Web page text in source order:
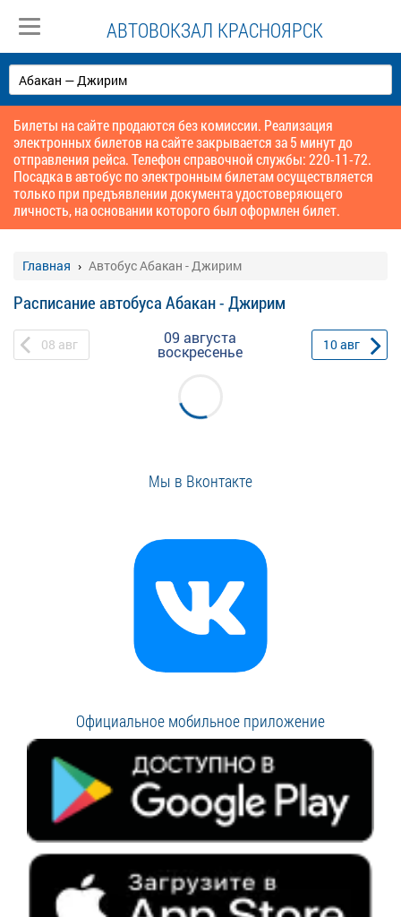
АВТОВОКЗАЛ КРАСНОЯРСК
Билеты на сайте продаются без комиссии. Реализация
электронных билетов на сайте закрывается за 5 минут до
отправления рейса. Телефон справочной службы: 220-11-72.
Посадка в автобус по электронным билетам осуществляется
только при предъявлении документа удостоверяющего
личность, на основании которого был оформлен билет.
Главная Автобус Абакан - Джирим
Расписание автобуса Абакан - Джирим
08 авг 09 августа
воскресенье 10авг
Мы в Вконтакте
Официальное мобильное приложение